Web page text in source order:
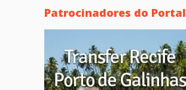
Patrocinadores do Portal